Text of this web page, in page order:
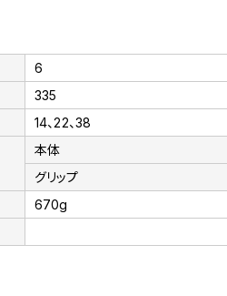
6
335
14、22、38
本体
グリップ
670g